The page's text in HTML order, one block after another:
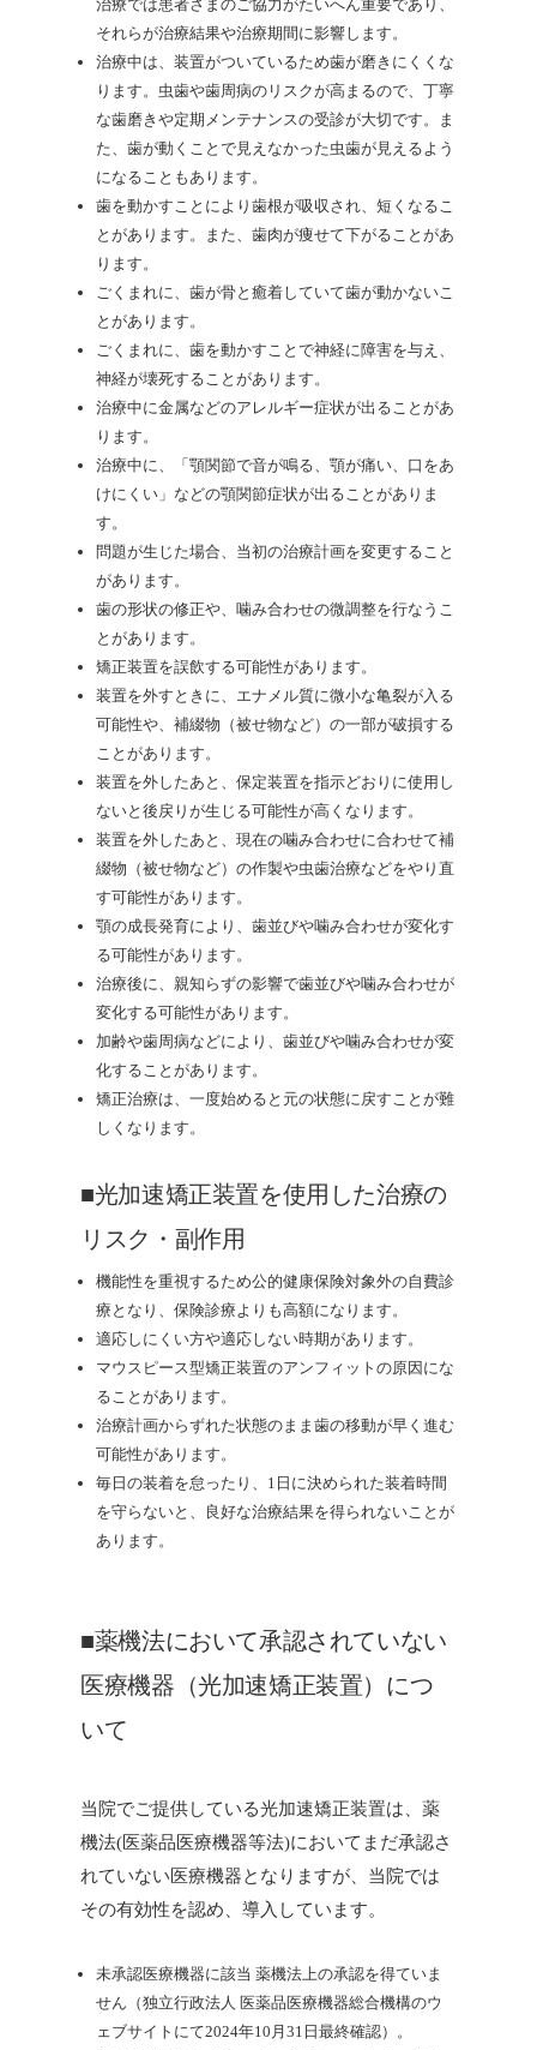
治療では患者さまのご協力がたいへん重要であり、
それらが治療結果や治療期間に影響します。
治療中は、装置がついているため歯が磨きにくくな
ります。虫歯や歯周病のリスクが高まるので、丁寧
な歯磨きや定期メンテナンスの受診が大切です。ま
た、歯が動くことで見えなかった虫歯が見えるよう
になることもあります。
歯を動かすことにより歯根が吸収され、短くなるこ
とがあります。また、歯肉が痩せて下がることがあ
ります。
ごくまれに、歯が骨と癒着していて歯が動かないこ
とがあります。
ごくまれに、歯を動かすことで神経に障害を与え、
神経が壊死することがあります。
治療中に金属などのアレルギー症状が出ることがあ
ります。
治療中に、「顎関節で音が鳴る、顎が痛い、口をあ
けにくい」などの顎関節症状が出ることがありま
す。
問題が生じた場合、当初の治療計画を変更すること
があります。
歯の形状の修正や、噛み合わせの微調整を行なうこ
とがあります。
矯正装置を誤飲する可能性があります。
装置を外すときに、エナメル質に微小な亀裂が入る
可能性や、補綴物（被せ物など）の一部が破損する
ことがあります。
装置を外したあと、保定装置を指示どおりに使用し
ないと後戻りが生じる可能性が高くなります。
装置を外したあと、現在の噛み合わせに合わせて補
綴物（被せ物など）の作製や虫歯治療などをやり直
す可能性があります。
顎の成長発育により、歯並びや噛み合わせが変化す
る可能性があります。
治療後に、親知らずの影響で歯並びや噛み合わせが
変化する可能性があります。
加齢や歯周病などにより、歯並びや噛み合わせが変
化することがあります。
矯正治療は、一度始めると元の状態に戻すことが難
しくなります。
■光加速矯正装置を使用した治療の
リスク・副作用
機能性を重視するため公的健康保険対象外の自費診
療となり、保険診療よりも高額になります。
適応しにくい方や適応しない時期があります。
マウスピース型矯正装置のアンフィットの原因にな
ることがあります。
治療計画からずれた状態のまま歯の移動が早く進む
可能性があります。
毎日の装着を怠ったり、1日に決められた装着時間
を守らないと、良好な治療結果を得られないことが
あります。
■薬機法において承認されていない
医療機器（光加速矯正装置）につ
いて
当院でご提供している光加速矯正装置は、薬
機法(医薬品医療機器等法)においてまだ承認さ
れていない医療機器となりますが、当院では
その有効性を認め、導入しています。
未承認医療機器に該当 薬機法上の承認を得ていま
せん（独立行政法人 医薬品医療機器総合機構のウ
ェブサイトにて2024年10月31日最終確認）。